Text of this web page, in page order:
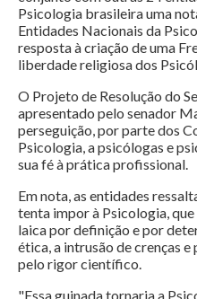
Psicologia brasileira uma
Entidades Nacionais da
resposta à criação de uma
liberdade religiosa dos
O Projeto de Resolução do
apresentado pelo senador
perseguição, por parte dos
Psicologia, a psicólogas e
sua fé à prática profissional.
Em nota, as entidades
tenta impor à Psicologia,
laica por definição e por
ética, a intrusão de crenças
pelo rigor científico.
"Essa guinada tornaria a